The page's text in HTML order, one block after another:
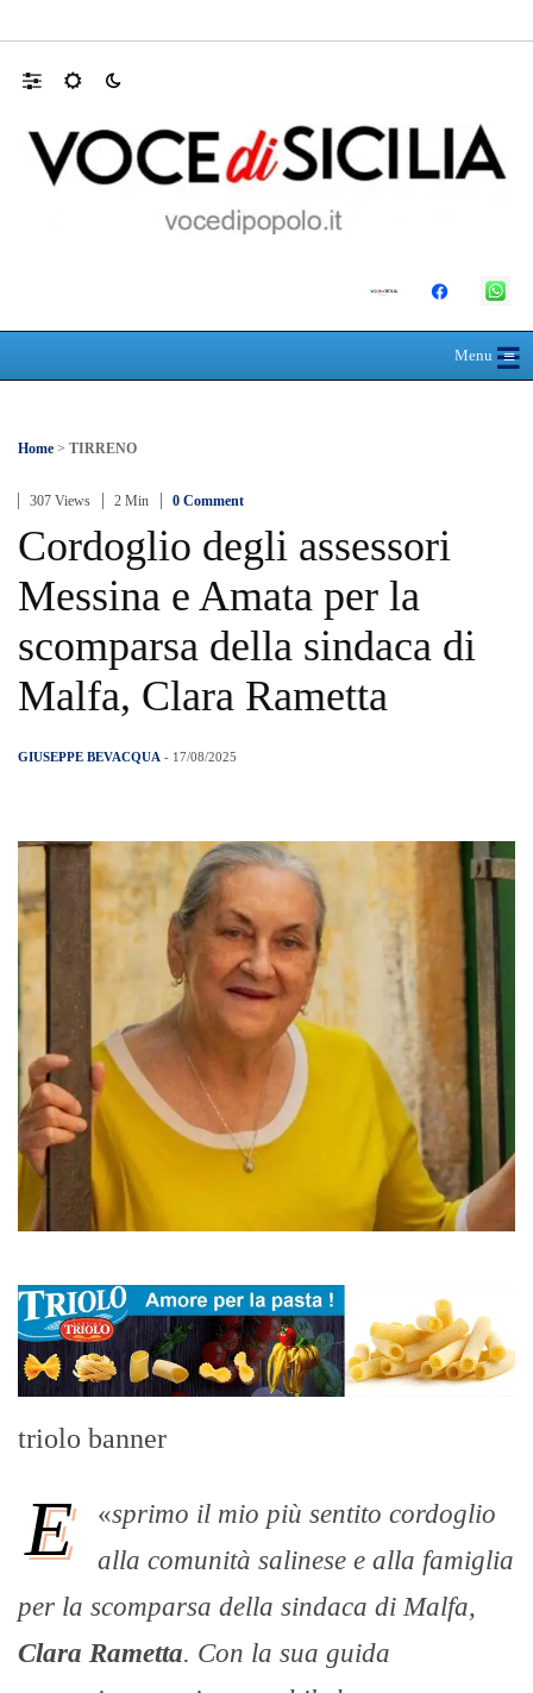
Menu≡
☰
Home > TIRRENO
307 Views 2 Min 0 Comment
Cordoglio degli assessori
Messina e Amata per la
scomparsa della sindaca di
Malfa, Clara Rametta
GIUSEPPE BEVACQUA - 17/08/2025
triolo banner
«
E
sprimo il mio più sentito cordoglio
alla comunità salinese e alla famiglia
per la scomparsa della sindaca di Malfa,
Clara Rametta. Con la sua guida